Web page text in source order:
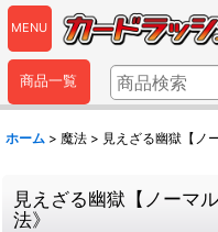
MENU
商品一覧
ホーム > 魔法 > 見えざる幽獄【ノ
見えざる幽獄【ノーマ
法》